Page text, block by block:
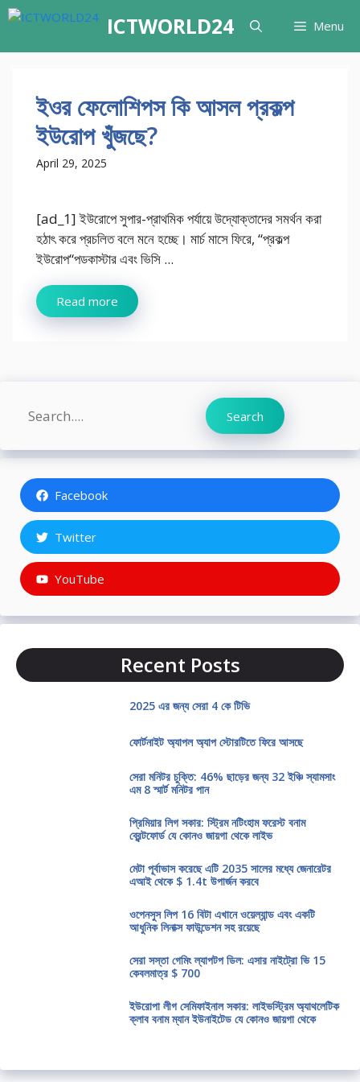
Skip
content
ICTWORLD24 Menu
ইওর ফেলোশিপস কি আসল প্রকল্প
ইউরোপ খুঁজছে?
April 29, 2025
[ad_1] ইউরোপে সুপার-প্রাথমিক পর্যায়ে উদ্যোক্তাদের সমর্থন করা
হঠাৎ করে প্রচলিত বলে মনে হচ্ছে। মার্চ মাসে ফিরে, “প্রকল্প
ইউরোপ“পডকাস্টার এবং ভিসি ...
Read more
Search Search
Facebook
Twitter
YouTube
Recent Posts
2025 এর জন্য সেরা 4 কে টিভি
ফোর্টনাইট অ্যাপল অ্যাপ স্টোরটিতে ফিরে আসছে
সেরা মনিটর চুক্তি: 46% ছাড়ের জন্য 32 ইঞ্চি স্যামসাং
এম 8 স্মার্ট মনিটর পান
প্রিমিয়ার লিগ সকার: স্ট্রিম নটিংহাম ফরেস্ট বনাম
ব্রেন্টফোর্ড যে কোনও জায়গা থেকে লাইভ
মেটা পূর্বাভাস করেছে এটি 2035 সালের মধ্যে জেনারেটর
এআই থেকে $ 1.4t উপার্জন করবে
ওপেনসুস লিপ 16 বিটা এখানে ওয়েল্যান্ড এবং একটি
আধুনিক লিনাক্স ফাউন্ডেশন সহ রয়েছে
সেরা সস্তা গেমিং ল্যাপটপ ডিল: এসার নাইট্রো ভি 15
কেবলমাত্র $ 700
ইউরোপা লীগ সেমিফাইনাল সকার: লাইভস্ট্রিম অ্যাথলেটিক
ক্লাব বনাম ম্যান ইউনাইটেড যে কোনও জায়গা থেকে